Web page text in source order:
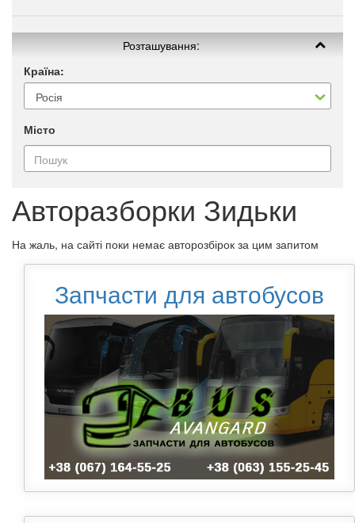
Розташування:
Країна:
Місто
Авторазборки Зидьки
На жаль, на сайті поки немає авторозбірок за цим запитом
Запчасти для автобусов